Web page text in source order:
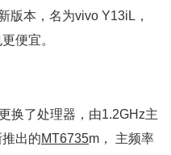
版本，名为vivo Y13iL，
便宜。
换了处理器，由1.2GHz主
推出的MT6735m， 主频率